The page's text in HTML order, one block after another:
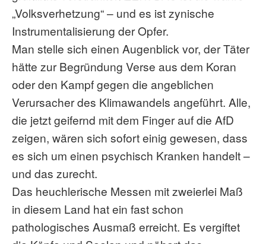
„Volksverhetzung“ – und es ist zynische
Instrumentalisierung der Opfer.
Man stelle sich einen Augenblick vor, der Täter
hätte zur Begründung Verse aus dem Koran
oder den Kampf gegen die angeblichen
Verursacher des Klimawandels angeführt. Alle,
die jetzt geifernd mit dem Finger auf die AfD
zeigen, wären sich sofort einig gewesen, dass
es sich um einen psychisch Kranken handelt –
und das zurecht.
Das heuchlerische Messen mit zweierlei Maß
in diesem Land hat ein fast schon
pathologisches Ausmaß erreicht. Es vergiftet